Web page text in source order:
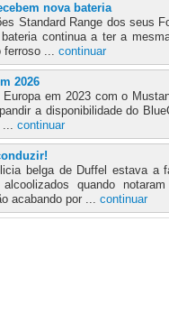
nova bateria
Standard Range dos seus
continua a ter a
ferroso ... continuar
2026
Europa em 2023 com o
a disponibilidade do
... continuar
belga de Duffel estava a
quando
acabando por ... continuar